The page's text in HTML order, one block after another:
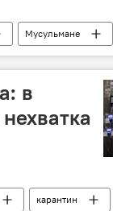
Мусульмане
в
карантин